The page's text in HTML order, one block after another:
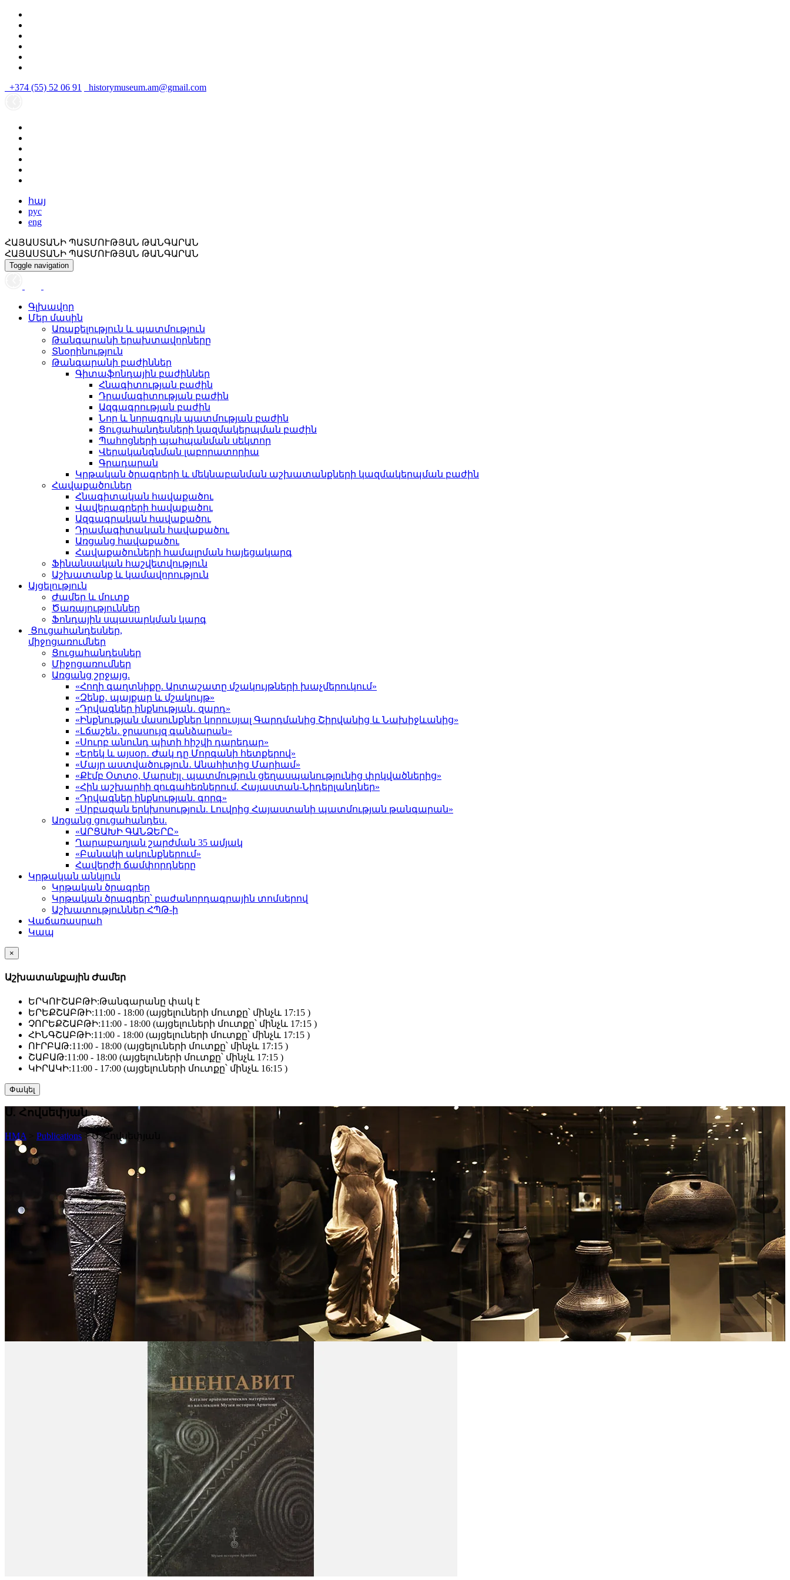
+374 (55) 52 06 91 historymuseum.am@gmail.com
հայ
рус
eng
ՀԱՅԱՍՏԱՆԻ ՊԱՏՄՈՒԹՅԱՆ ԹԱՆԳԱՐԱՆ
ՀԱՅԱՍՏԱՆԻ ՊԱՏՄՈՒԹՅԱՆ ԹԱՆԳԱՐԱՆ
Toggle navigation
Գլխավոր
Մեր մասին
Առաքելություն և պատմություն
Թանգարանի երախտավորները
Տնօրինություն
Թանգարանի բաժիններ
Գիտաֆոնդային բաժիններ
Հնագիտության բաժին
Դրամագիտության բաժին
Ազգագրության բաժին
Նոր և նորագույն պատմության բաժին
Ցուցահանդեսների կազմակերպման բաժին
Պահոցների պահպանման սեկտոր
Վերականգնման լաբորատորիա
Գրադարան
Կրթական ծրագրերի և մեկնաբանման աշխատանքների կազմակերպման բաժին
Հավաքածուներ
Հնագիտական հավաքածու
Վավերագրերի հավաքածու
Ազգագրական հավաքածու
Դրամագիտական հավաքածու
Առցանց հավաքածու
Հավաքածուների համալրման հայեցակարգ
Ֆինանսական հաշվետվություն
Աշխատանք և կամավորություն
Այցելություն
Ժամեր և մուտք
Ծառայություններ
Ֆոնդային սպասարկման կարգ
Ցուցահանդեսներ,
միջոցառումներ
Ցուցահանդեսներ
Միջոցառումներ
Առցանց շրջայց.
«Հողի գաղտնիքը. Արտաշատը մշակույթների խաչմերուկում»
«Զենք․ պայքար և մշակույթ»
«Դրվագներ ինքնության․ զարդ»
«Ինքնության մասունքներ կորուսյալ Գարդմանից Շիրվանից և Նախիջևանից»
«Լճաշեն․ ջրասույզ գանձարան»
«Սուրբ անունդ պիտի հիշվի դարեդար»
«Երեկ և այսօր․ Ժակ դը Մորգանի հետքերով»
«Մայր աստվածություն․ Անահիտից Մարիամ»
«Քէմբ Օտտօ, Մարսէյլ․ պատմություն ցեղասպանությունից փրկվածներից»
«Հին աշխարհի զուգահեռներում. Հայաստան-Նիդերլանդներ»
«Դրվագներ ինքնության. գորգ»
«Սրբազան երկխոսություն. Լուվրից Հայաստանի պատմության թանգարան»
Առցանց ցուցահանդես.
«ԱՐՑԱԽԻ ԳԱՆՁԵՐԸ»
Ղարաբաղյան շարժման 35 ամյակ
«Բանակի ակունքներում»
Հավերժի ճամփորդները
Կրթական անկյուն
Կրթական ծրագրեր
Կրթական ծրագրեր՝ բաժանորդագրային տոմսերով
Աշխատություններ ՀՊԹ-ի
Վաճառասրահ
Կապ
×
Աշխատանքային Ժամեր
ԵՐԿՈՒՇԱԲԹԻ:Թանգարանը փակ է
ԵՐԵՔՇԱԲԹԻ:11:00 - 18:00 (այցելուների մուտքը՝ մինչև 17:15 )
ՉՈՐԵՔՇԱԲԹԻ:11:00 - 18:00 (այցելուների մուտքը՝ մինչև 17:15 )
ՀԻՆԳՇԱԲԹԻ:11:00 - 18:00 (այցելուների մուտքը՝ մինչև 17:15 )
ՈՒՐԲԱԹ:11:00 - 18:00 (այցելուների մուտքը՝ մինչև 17:15 )
ՇԱԲԱԹ:11:00 - 18:00 (այցելուների մուտքը՝ մինչև 17:15 )
ԿԻՐԱԿԻ:11:00 - 17:00 (այցելուների մուտքը՝ մինչև 16:15 )
Փակել
Ս. Հովսեփյան
HMA Publications >Ս. Հովսեփյան